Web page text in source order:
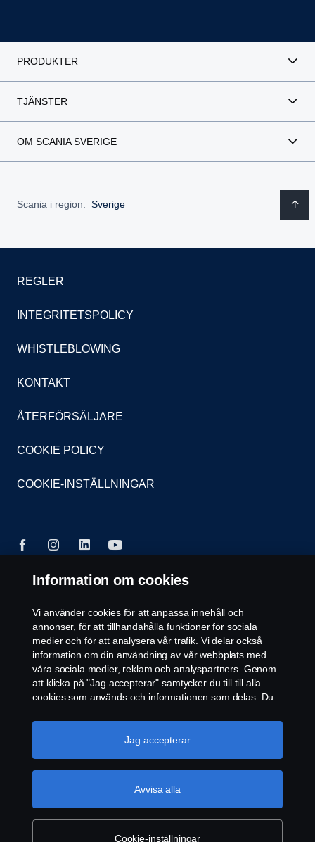
PRODUKTER
TJÄNSTER
OM SCANIA SVERIGE
Scania i region: Sverige
REGLER
INTEGRITETSPOLICY
WHISTLEBLOWING
KONTAKT
ÅTERFÖRSÄLJARE
COOKIE POLICY
COOKIE-INSTÄLLNINGAR
900, 127 29 Stockholm, Telefon: 010-706 60 00
Information om cookies
Vi använder cookies för att anpassa innehåll och
annonser, för att tillhandahålla funktioner för sociala
medier och för att analysera vår trafik. Vi delar också
information om din användning av vår webbplats med
våra sociala medier, reklam och analyspartners. Genom
att klicka på "Jag accepterar" samtycker du till till alla
cookies som används och informationen som delas. Du
"Cookie-inställningar" och välja de kategorier du vill
acceptera. För en mer detaljerad förklaring av hur vi
Cookie-inställningar
Avvisa alla
Jag accepterar